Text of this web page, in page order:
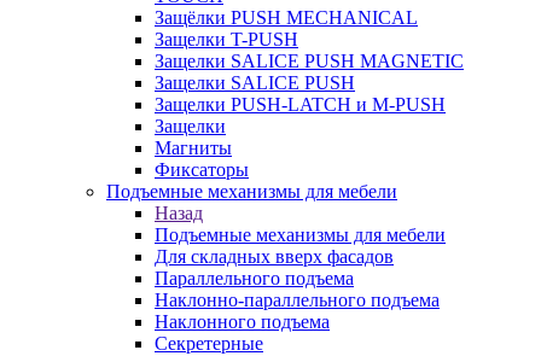
Защёлки PUSH MECHANICAL
Защелки T-PUSH
Защелки SALICE PUSH MAGNETIC
Защелки SALICE PUSH
Защелки PUSH-LATCH и M-PUSH
Защелки
Магниты
Фиксаторы
Подъемные механизмы для мебели
Назад
Подъемные механизмы для мебели
Для складных вверх фасадов
Параллельного подъема
Наклонно-параллельного подъема
Наклонного подъема
Секретерные